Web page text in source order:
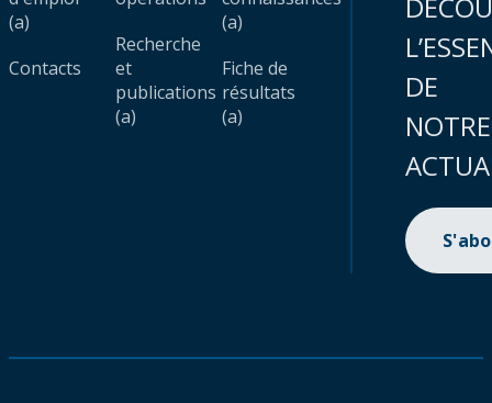
(a)
Contacts
Recherche
et
publications
(a)
(a)
Fiche de
résultats
(a)
DE
NOTRE